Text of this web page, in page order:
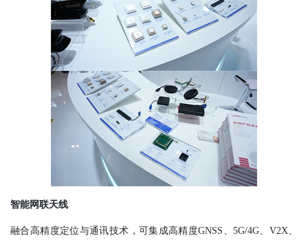
智能网联天线
融合高精度定位与通讯技术，可集成高精度GNSS、5G/4G、V2X、